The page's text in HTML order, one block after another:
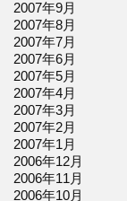
2007年9月
2007年8月
2007年7月
2007年6月
2007年5月
2007年4月
2007年3月
2007年2月
2007年1月
2006年12月
2006年11月
2006年10月